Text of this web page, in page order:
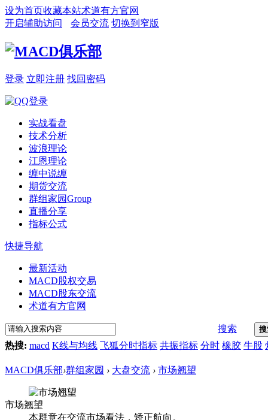
设为首页收藏本站术道有方官网
开启辅助访问
会员交流 切换到窄版
登录 立即注册 找回密码
实战看盘
技术分析
波浪理论
江恩理论
缠中说缠
期货交流
群组家园Group
直播分享
指标公式
快捷导航
最新活动
MACD股权交易
MACD股东交流
术道有方官网
搜索
热搜: macd K线与均线 飞狐分时指标 共振指标 分时 橡胶 牛股
MACD俱乐部›群组家园 › 大盘交流 › 市场翘望
市场翘望
本群意在交流市场看法，矫正航向。